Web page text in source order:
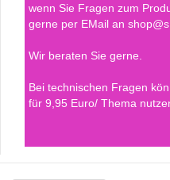
wenn Sie Fragen zum
gerne per EMail an
Wir beraten Sie gerne.
Bei technischen Fragen
für 9,95 Euro/ Thema